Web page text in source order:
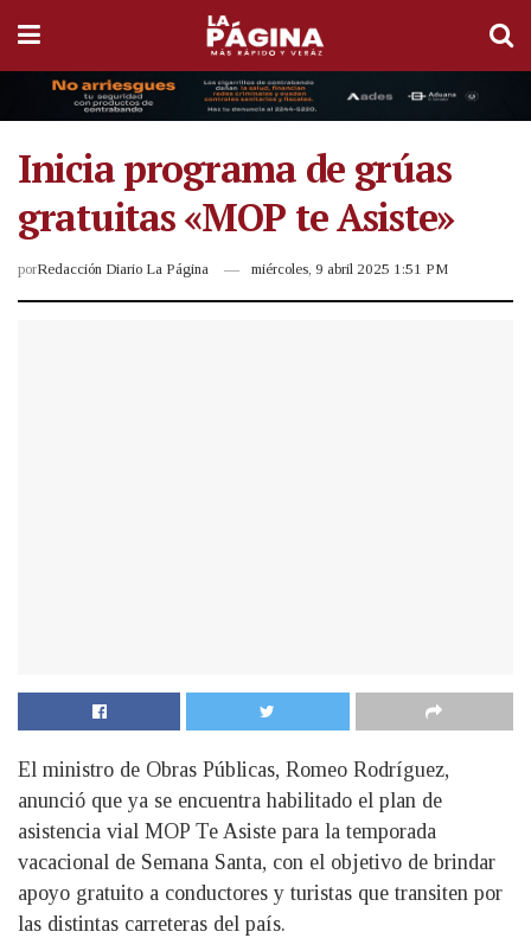
Inicia programa de grúas
gratuitas «MOP te Asiste»
porRedacción Diario La Página miércoles, 9 abril 2025 1:51 PM
El ministro de Obras Públicas, Romeo Rodríguez,
anunció que ya se encuentra habilitado el plan de
asistencia vial MOP Te Asiste para la temporada
vacacional de Semana Santa, con el objetivo de brindar
apoyo gratuito a conductores y turistas que transiten por
las distintas carreteras del país.